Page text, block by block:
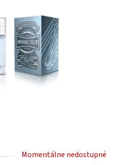
Momentálne nedostupné